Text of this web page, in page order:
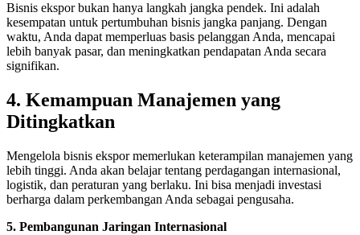
Bisnis ekspor bukan hanya langkah jangka pendek. Ini adalah
kesempatan untuk pertumbuhan bisnis jangka panjang. Dengan
waktu, Anda dapat memperluas basis pelanggan Anda, mencapai
lebih banyak pasar, dan meningkatkan pendapatan Anda secara
signifikan.
4. Kemampuan Manajemen yang
Ditingkatkan
Mengelola bisnis ekspor memerlukan keterampilan manajemen yang
lebih tinggi. Anda akan belajar tentang perdagangan internasional,
logistik, dan peraturan yang berlaku. Ini bisa menjadi investasi
berharga dalam perkembangan Anda sebagai pengusaha.
5. Pembangunan Jaringan Internasional